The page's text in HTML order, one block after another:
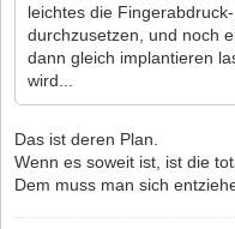
leichtes die
durchzusetzen, und noch
dann gleich implantieren
wird...
Das ist deren Plan.
Wenn es soweit ist, ist die
Dem muss man sich